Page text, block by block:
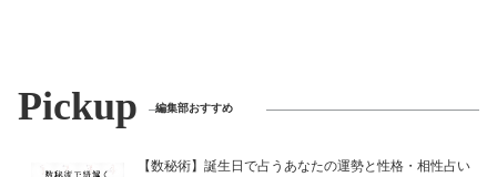
Pickup 編集部おすすめ
【数秘術】誕生日で占うあなたの運勢と性格・相性占い